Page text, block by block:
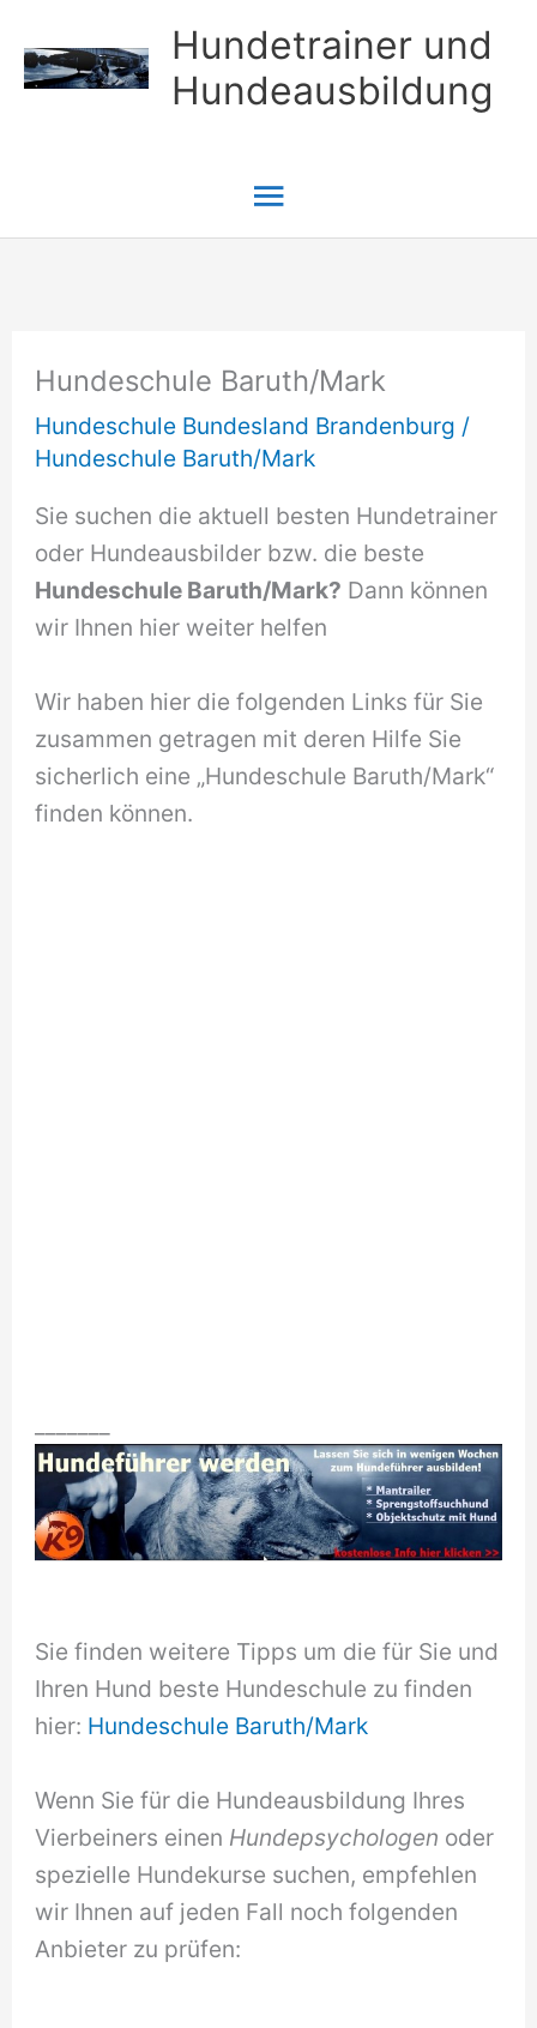
Inhalt
springen
Hundetrainer und
Hundeausbildung
Hauptmenü
Hundeschule Baruth/Mark
Hundeschule Bundesland Brandenburg /
Hundeschule Baruth/Mark
Sie suchen die aktuell besten Hundetrainer
oder Hundeausbilder bzw. die beste
Hundeschule Baruth/Mark? Dann können
wir Ihnen hier weiter helfen
Wir haben hier die folgenden Links für Sie
zusammen getragen mit deren Hilfe Sie
sicherlich eine „Hundeschule Baruth/Mark“
finden können.
Sie finden weitere Tipps um die für Sie und
Ihren Hund beste Hundeschule zu finden
hier: Hundeschule Baruth/Mark
Wenn Sie für die Hundeausbildung Ihres
Vierbeiners einen Hundepsychologen oder
spezielle Hundekurse suchen, empfehlen
wir Ihnen auf jeden Fall noch folgenden
Anbieter zu prüfen: